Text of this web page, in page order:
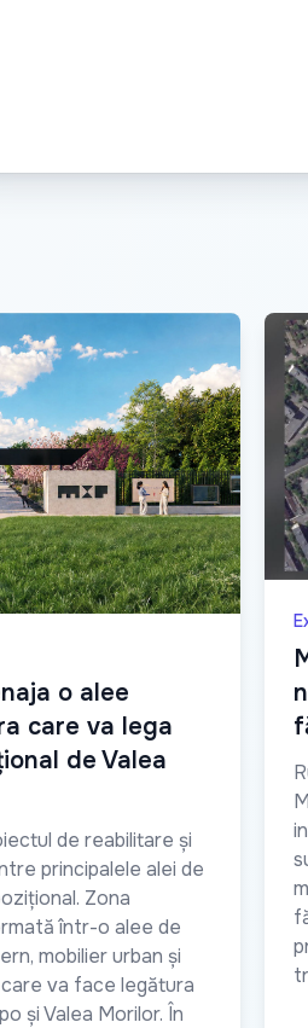
o alee
care va lega
de Valea
de reabilitare și
principalele alei de
Zona
într-o alee de
mobilier urban și
va face legătura
și Valea Morilor. În